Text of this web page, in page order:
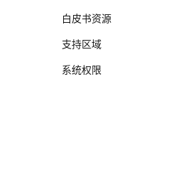
白皮书资源
支持区域
系统权限